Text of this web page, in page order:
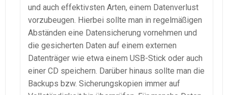
und auch effektivsten Arten, einem Datenverlust
vorzubeugen. Hierbei sollte man in regelmäßigen
Abständen eine Datensicherung vornehmen und
die gesicherten Daten auf einem externen
Datenträger wie etwa einem USB-Stick oder auch
einer CD speichern. Darüber hinaus sollte man die
Backups bzw. Sicherungskopien immer auf